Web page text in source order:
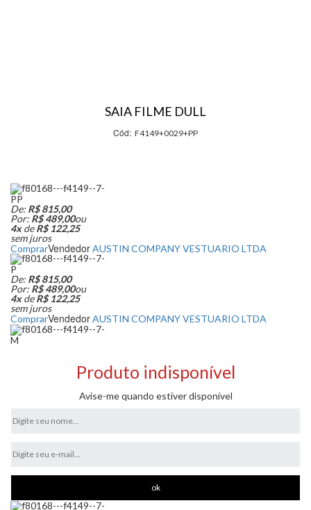
SAIA FILME DULL
Cód: F4149+0029+PP
PP
De: R$ 815,00
Por: R$ 489,00ou
4xdeR$ 122,25
sem juros
ComprarVendedorAUSTIN COMPANY VESTUARIO LTDA
P
De: R$ 815,00
Por: R$ 489,00ou
4xdeR$ 122,25
sem juros
ComprarVendedorAUSTIN COMPANY VESTUARIO LTDA
M
Produto indisponível
Avise-me quando estiver disponível